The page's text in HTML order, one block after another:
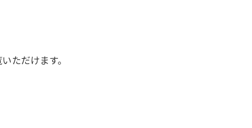
ただけます。